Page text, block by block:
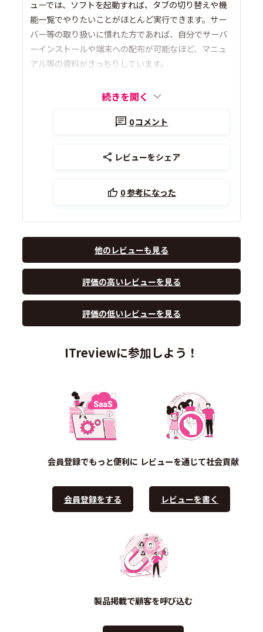
ューでは、ソフトを起動すれば、タブの切り替えや機
能一覧でやりたいことがほとんど実行できます。サー
バー等の取り扱いに慣れた方であれば、自分でサーバ
ーインストールや端末への配布が可能なほど、マニュ
アル等の資料がきっちりしています。
続きを開く
0コメント
レビューをシェア
0参考になった
他のレビューも見る
評価の高いレビューを見る
評価の低いレビューを見る
ITreviewに参加しよう！
会員登録でもっと便利に
会員登録をする
レビューを通じて社会貢献
レビューを書く
製品掲載で顧客を呼び込む